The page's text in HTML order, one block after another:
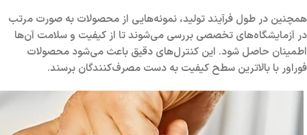
همچنین در طول فرآیند تولید، نمونه‌هایی از محصولات به صورت مرتب
در آزمایشگاه‌های تخصصی بررسی می‌شوند تا از کیفیت و سلامت آن‌ها
اطمینان حاصل شود. این کنترل‌های دقیق باعث می‌شود محصولات
فوراور با بالاترین سطح کیفیت به دست مصرف‌کنندگان برسند.